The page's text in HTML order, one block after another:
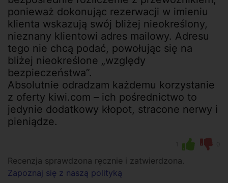
ponieważ dokonując rezerwacji w imieniu
klienta wskazują swój bliżej nieokreślony,
nieznany klientowi adres mailowy. Adresu
tego nie chcą podać, powołując się na
bliżej nieokreślone „względy
bezpieczeństwa”.
Absolutnie odradzam każdemu korzystanie
z oferty kiwi.com – ich pośrednictwo to
jedynie dodatkowy kłopot, stracone nerwy i
pieniądze.
Recenzja sprawdzona ręcznie i zatwierdzona.
Zapoznaj się z naszą polityką